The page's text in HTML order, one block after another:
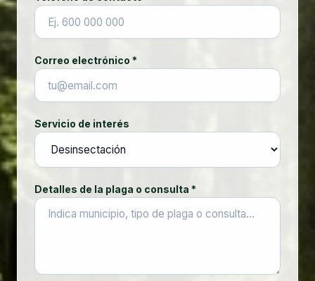
Correo electrónico *
Servicio de interés
Detalles de la plaga o consulta *